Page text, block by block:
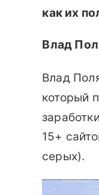
как их
Влад
Влад
который
15+
серых).